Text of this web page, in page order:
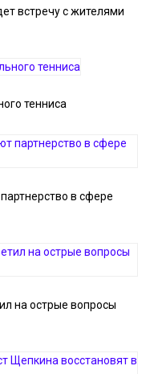
встречу с жителями
тенниса
в сфере
на острые вопросы